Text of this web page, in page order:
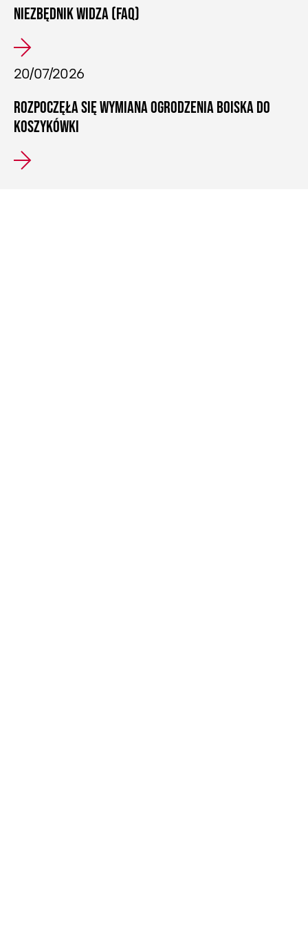
NIEZBĘDNIK WIDZA (FAQ)
20/07/2026
ROZPOCZĘŁA SIĘ WYMIANA OGRODZENIA BOISKA DO
KOSZYKÓWKI